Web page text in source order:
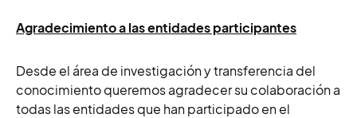
Agradecimiento a las entidades participantes
Desde el área de investigación y transferencia del
conocimiento queremos agradecer su colaboración a
todas las entidades que han participado en el